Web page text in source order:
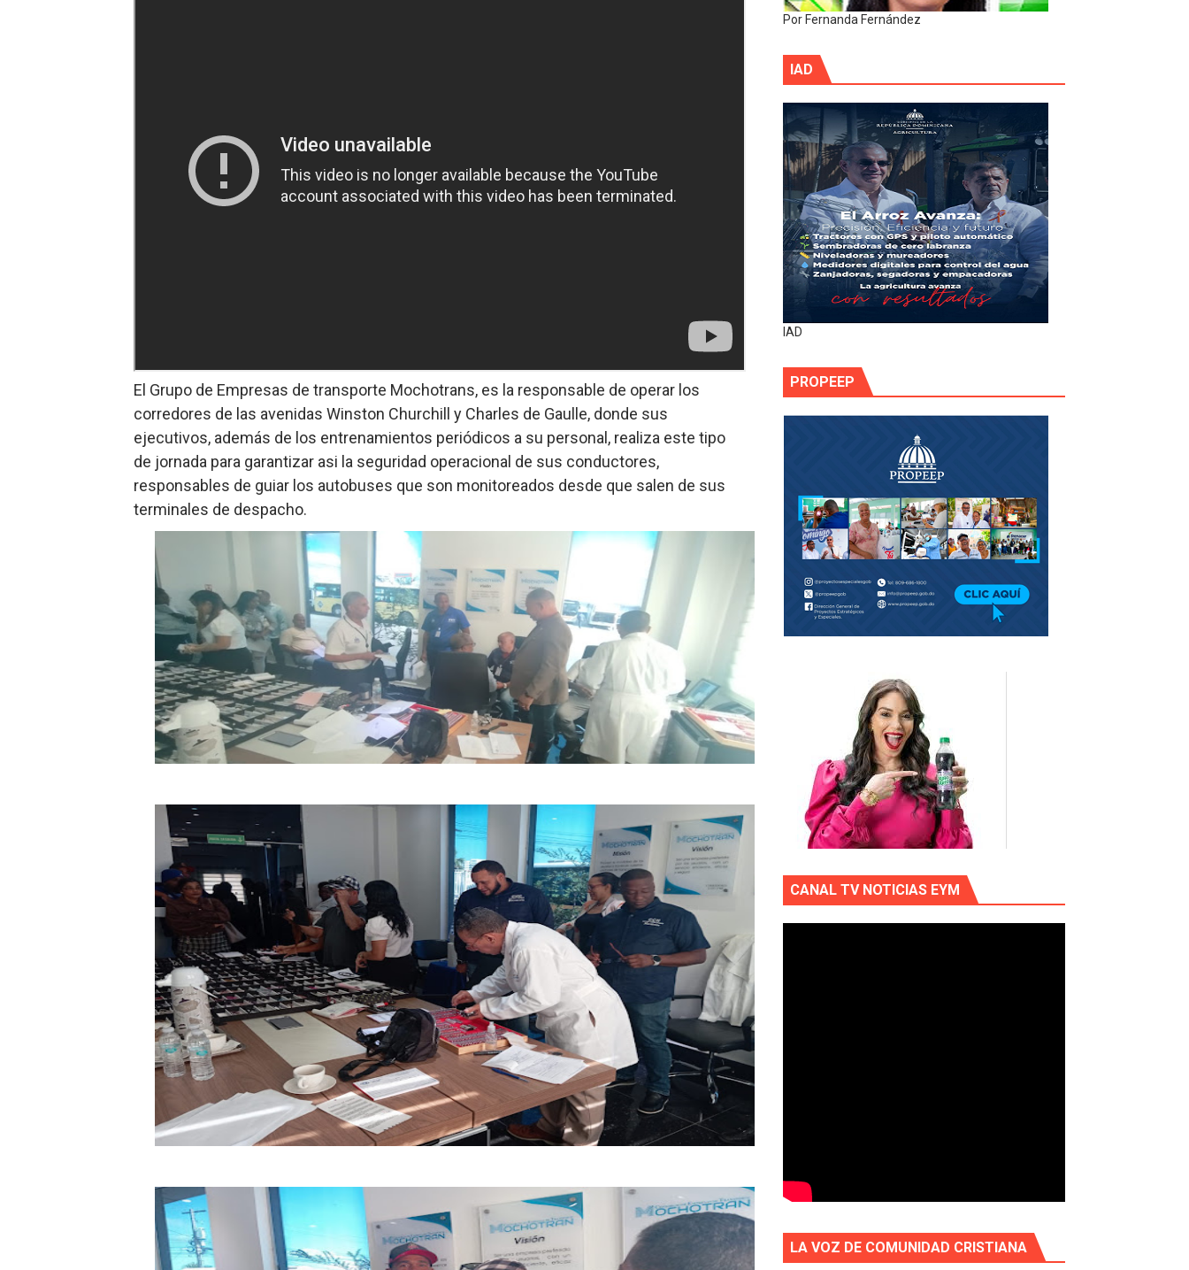
El Grupo de Empresas de transporte Mochotrans, es la responsable de operar los
corredores de las avenidas Winston Churchill y Charles de Gaulle, donde sus
ejecutivos, además de los entrenamientos periódicos a su personal, realiza este tipo
de jornada para garantizar asi la seguridad operacional de sus conductores,
responsables de guiar los autobuses que son monitoreados desde que salen de sus
terminales de despacho.
Por Fernanda Fernández
IAD
IAD
PROPEEP
CANAL TV NOTICIAS EYM
LA VOZ DE COMUNIDAD CRISTIANA